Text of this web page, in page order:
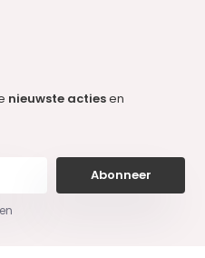
nieuwste actiesen
Abonneer